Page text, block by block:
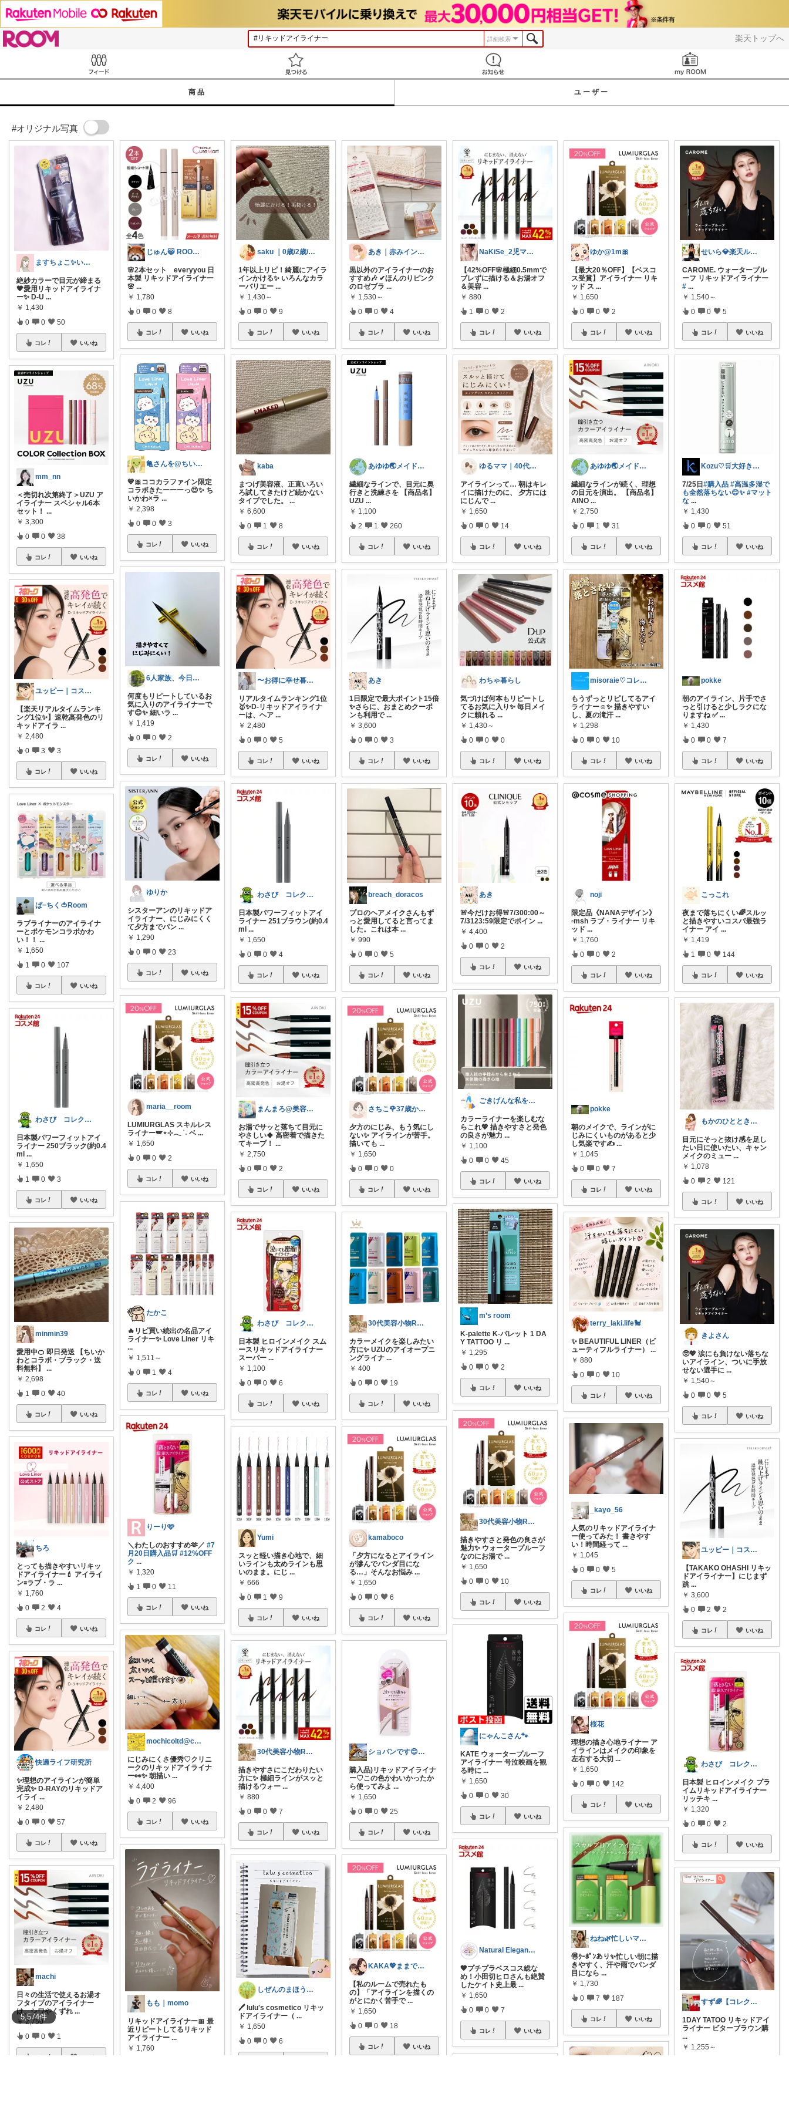
楽天トップへ
詳細検索
商品 ユーザー
#オリジナル写真
5,574件
ますちょこ✨いつも感謝しております☺️✨
絶妙カラーで目元が締まる
🤎愛用リキッドアイライナ
ー✨ D-U ...
￥ 1,430
0 0 50
コレ いいね
mm_nn
＜売切れ次第終了＞UZU ア
イライナー スペシャル6本
セット！ ...
￥ 3,300
0 0 38
コレ いいね
ユッピー｜コスメと子育てROOM
【楽天リアルタイムランキ
ング1位✨】速乾高発色のリ
キッドアイラ ...
￥ 2,480
0 3 3
コレ いいね
ぱ−ちく🍅Room
ラブライナーのアイライナ
ーとポケモンコラボかわ
い！！ ...
￥ 1,650
1 0 107
コレ いいね
わさび コレクションもご利用ください
日本製パワーフィットアイ
ライナー 250ブラック(約0.4
ml ...
￥ 1,650
1 0 3
コレ いいね
minmin39
愛用中🍊 即日発送 【ちいか
わとコラボ・ブラック・送
料無料】 ...
￥ 2,698
1 0 40
コレ いいね
ちろ
とっても描きやすいリキッ
ドアイライナー💄 アイライ
ン🟰ラブ・ラ ...
￥ 1,760
0 2 4
コレ いいね
快適ライフ研究所
✨理想のアイラインが簡単
完成✨ D-RAYのリキッドア
イライ ...
￥ 2,480
0 0 57
コレ いいね
machi
日々の生活で使えるお湯オ
フタイプのアイライナー
は、シワやくずれ ...
￥ 2,750
0 0 1
コレ いいね
じゅん😺 ROOM💖🎵
🌸2本セット everyyou 日
本製 リキッドアイライナー
🌸 ...
￥ 1,780
0 0 8
コレ いいね
亀さんを@ちいかわ大好き❤️#亀のちぃ活
💙🎀ココカラファイン限定
コラボきたーーーっ😍✨ ち
いかわ×ラ ...
￥ 2,398
0 0 3
コレ いいね
6人家族、今日もおうち時間。🌿
何度もリピートしているお
気に入りのアイライナーで
す😊✨ 細いラ ...
￥ 1,419
0 0 2
コレ いいね
ゆりか
シスターアンのリキッドア
イライナー、にじみにくく
て夕方までパン ...
￥ 1,290
0 0 23
コレ いいね
maria__room
LUMIURGLAS スキルレス
ライナー🪽⋆⊹𓂃 ࣪ ˖ ベ ...
￥ 1,650
0 0 2
コレ いいね
たかこ
🔥リピ買い続出の名品アイ
ライナー✨ Love Liner リキ
...
￥ 1,511～
0 1 4
コレ いいね
りーり🩷
＼わたしのおすすめ🫶／#7
月20日購入品🛒 #12%OFF
ク ...
￥ 1,320
1 0 11
コレ いいね
mochicoltd@cosme💖古着
にじみにくさ優秀♡クリニ
ークのリキッドアイライナ
ー👀✨ 朝描い ...
￥ 4,400
0 2 96
コレ いいね
もも｜momo
リキッドアイライナー🎀 最
近リピートしてるリキッド
アイライナー ...
￥ 1,760
saku ｜0歳/2歳/🐶ママの暮らし
1年以上リピ！綺麗にアイラ
インかける✨ いろんなカラ
ーバリエー ...
￥ 1,430～
0 0 9
コレ いいね
kaba
まつげ美容液、正直いろい
ろ試してきたけど続かない
タイプでした。
...
￥ 6,600
0 1 8
コレ いいね
〜お得に幸せ暮らし〜
リアルタイムランキング1位
🥇✨D-リキッドアイライナ
ーは、ヘア ...
￥ 2,480
0 0 5
コレ いいね
わさび コレクションもご利用ください
日本製パワーフィットアイ
ライナー 251ブラウン(約0.4
ml ...
￥ 1,650
0 0 4
コレ いいね
まんまろ@美容と健康をサポート
お湯でサッと落ちて目元に
やさしい🍀 高密着で描きた
てキープ！...
￥ 2,750
0 0 2
コレ いいね
わさび コレクションもご利用ください
日本製 ヒロインメイク スム
ースリキッドアイライナー
スーパー ...
￥ 1,100
0 0 6
コレ いいね
Yumi
スッと軽い描き心地で、細
いラインも太めラインも思
いのまま。にじ ...
￥ 666
0 1 9
コレ いいね
30代美容小物ROOM╱経由購入感謝です
描きやすさにこだわりたい
方に✨ 極細ラインがスッと
描けるウォー ...
￥ 880
0 0 7
コレ いいね
しぜんのまほう｜暮らしの分かち合い
🖊️ lulu's cosmetico リキッ
ドアイライナー（ ...
￥ 1,650
0 0 6
あき｜赤みインナードライ敏感肌🌿
黒以外のアイライナーのお
すすめ🎶 ✔ほんのりピンク
のロゼブラ ...
￥ 1,530～
0 0 4
コレ いいね
あゆゆ🌏メイドインジャパン応援中
繊細なラインで、目元に奥
行きと洗練さを 【商品名】
UZU...
￥ 1,100
2 1 260
コレ いいね
あき
1日限定で最大ポイント15倍
✨さらに、おまとめクーポ
ンも利用で ...
￥ 3,600
0 0 3
コレ いいね
breach_doracos
プロのヘアメイクさんもず
っと愛用してると言ってま
した。これは本 ...
￥ 990
0 0 5
コレ いいね
さちこ🌹37歳からの美容とからだ
夕方のにじみ、もう気にし
ない✨ アイラインが苦手。
描いても ...
￥ 1,650
0 0 0
コレ いいね
30代美容小物ROOM╱経由購入感謝です
カラーメイクを楽しみたい
方に✨ UZUのアイオープニ
ングライナ ...
￥ 400
0 0 19
コレ いいね
kamaboco
「夕方になるとアイライン
が滲んでパンダ目にな
る…」そんなお悩み ...
￥ 1,650
0 0 6
コレ いいね
ショパンです😊夏休み〜🌻
購入品)リキッドアイライナ
ー♡この色かわいかったか
ら使ってみよ ...
￥ 1,650
0 0 25
コレ いいね
KAKA💖ままでもキレイでいたい
【私のルームで売れたも
の】「アイラインを描くの
がとにかく苦手で ...
￥ 1,650
0 0 18
コレ いいね
NaKiSe_2児ママ🌸訪問感謝です
【42%OFF🌸極細0.5mmで
ブレずに描ける＆お湯オフ
＆美容 ...
￥ 880
1 0 2
コレ いいね
ゆるママ｜40代ママの本音レビュー
アイラインって… 朝はキレ
イに描けたのに、 夕方には
にじんで ...
￥ 1,650
0 0 14
コレ いいね
わちゃ暮らし
気づけば何本もリピートし
てるお気に入り✨ 毎日メイ
クに頼れる ...
￥ 1,430～
0 0 0
コレ いいね
あき
🚨今だけお得🚨7/300:00～
7/3123:59限定でポイン ...
￥ 4,400
0 0 2
コレ いいね
ごきげんな私を作る美容部屋𖤐ちい
カラーライナーを楽しむな
らこれ💖 描きやすさと発色
の良さが魅力 ...
￥ 1,100
0 0 45
コレ いいね
m’s room
K-palette K-パレット 1 DA
Y TATTOO リ ...
￥ 1,295
0 0 2
コレ いいね
30代美容小物ROOM╱経由購入感謝です
描きやすさと発色の良さが
魅力✨ ウォータープルーフ
なのにお湯で ...
￥ 1,650
0 0 10
コレ いいね
にゃんこさん🐾
KATE ウォータープルーフ
アイライナー 号泣映画を観
る時に ...
￥ 1,650
0 0 30
コレ いいね
Natural Elegance169
🧡プチプラベスコス総な
め！小田切ヒロさんも絶賛
したケイト史上最 ...
￥ 1,650
0 0 7
コレ いいね
ゆか@1m🎀
【最大20％OFF】【ベスコ
ス受賞】アイライナー リキ
ッド ス ...
￥ 1,650
0 0 2
コレ いいね
あゆゆ🌏メイドインジャパン応援中
繊細なラインが続く、理想
の目元を演出。 【商品名】
AINO ...
￥ 2,750
0 1 31
コレ いいね
misoraie♡コレクション見てね☺︎
もうずっとリピしてるアイ
ライナー☺︎✨ 描きやすい
し、夏の滝汗 ...
￥ 1,298
0 0 10
コレ いいね
noji
限定品《NANAデザイン》
▫️msh ラブ・ライナー リキ
ッド ...
￥ 1,760
0 0 2
コレ いいね
pokke
朝のメイクで、ラインがに
じみにくいものがあると少
し気楽です✍️ ...
￥ 1,045
0 0 7
コレ いいね
terry_laki.life🐩
✨ BEAUTIFUL LINER（ビ
ューティフルライナー）...
￥ 880
0 0 10
コレ いいね
_kayo_56
人気のリキッドアイライナ
ー使ってみた！ 書きやす
い！時間経って ...
￥ 1,045
0 0 5
コレ いいね
桜花
理想の描き心地ライナー ア
イラインはメイクの印象を
左右する大切 ...
￥ 1,650
0 0 142
コレ いいね
ねね🌿忙しいママの時短美容
🉐ｸｰﾎﾟﾝあり✨忙しい朝に描
きやすく、汗や雨でパンダ
目になら ...
￥ 1,730
0 7 187
コレ いいね
せいら💎楽天ルーム💎ふるさと納税
CAROME. ウォータープル
ーフ リキッドアイライナー
# ...
￥ 1,540～
0 0 5
コレ いいね
Kozu♡🛒大好き😆💕
7/25日#購入品 #高温多湿で
も全然落ちない😊✨ #マット
な ...
￥ 1,430
0 0 51
コレ いいね
pokke
朝のアイライン、片手でさ
っと引けると少しラクにな
りますね ✅ ...
￥ 1,430
0 0 7
コレ いいね
こっこれ
夜まで落ちにくい🌈スルッ
と描きやすいコスパ最強ラ
イナー アイ ...
￥ 1,419
1 0 144
コレ いいね
もかのひととき𓂃𓈒𓏸
目元にそっと抜け感を足し
たい日に使いたい、キャン
メイクのミュー ...
￥ 1,078
0 2 121
コレ いいね
きよさん
🥺💖 涙にも負けない落ちな
いアイライン、ついに手放
せない選手に ...
￥ 1,540～
0 0 5
コレ いいね
ユッピー｜コスメと子育てROOM
【TAKAKO OHASHI リキッ
ドアイライナー】にじまず
跳 ...
￥ 3,600
0 2 2
コレ いいね
わさび コレクションもご利用ください
日本製 ヒロインメイク プラ
イムリキッドアイライナー
リッチキ ...
￥ 1,320
0 0 2
コレ いいね
すず🌈【コレクション】から探してね！
1DAY TATOO リキッドアイ
ライナー ビターブラウン購
...
￥ 1,255～